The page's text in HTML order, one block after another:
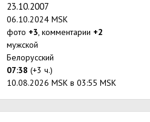
23.10.2007
06.10.2024 MSK
фото +3, комментарии +2
мужской
Белорусский
07:38 (+3 ч.)
10.08.2026 MSK в 03:55 MSK